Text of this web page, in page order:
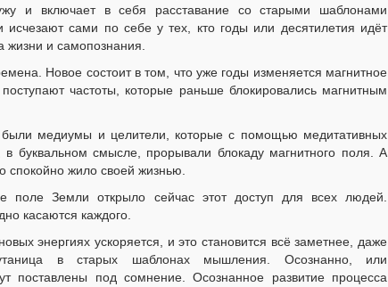
и включает в себя расставание со старыми шаблонами
сами по себе у тех, кто годы или десятилетия идёт
жизни и самопознания.
Новое состоит в том, что уже годы изменяется магнитное
частоты, которые раньше блокировались магнитным
медиумы и целители, которые с помощью медитативных
в буквальном смысле, прорывали блокаду магнитного поля. А
спокойно жило своей жизнью.
поле Земли открыло сейчас этот доступ для всех людей.
касаются каждого.
энергиях ускоряется, и это становится всё заметнее, даже
в старых шаблонах мышления. Осознанно, или
поставлены под сомнение. Осознанное развитие процесса